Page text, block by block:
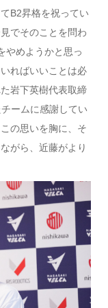
B2昇格を祝ってい
でそのことを問わ
やめようかと思っ
ればいいことは必
岩下英樹代表取締
ームに感謝してい
の思いを胸に、そ
がら、近藤がより